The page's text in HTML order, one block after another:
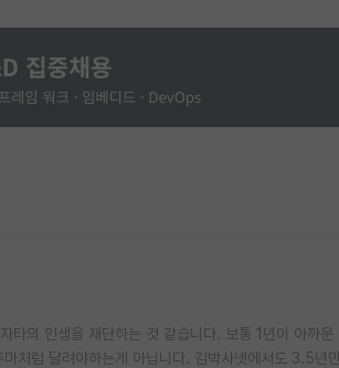
타의 인생을 재단하는 것 같습니다. 보통 1년이 아까
처럼 달려야하는게 아닙니다. 김박사넷에서도 3.5년